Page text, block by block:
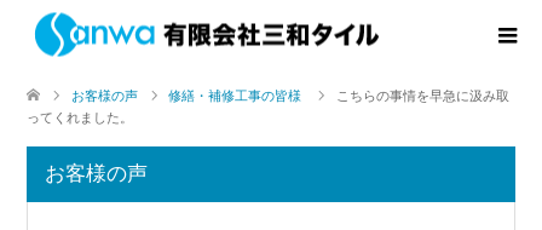
お客様の声 修繕・補修工事の皆様
こちらの事情を早急に汲み取
ってくれました。
お客様の声